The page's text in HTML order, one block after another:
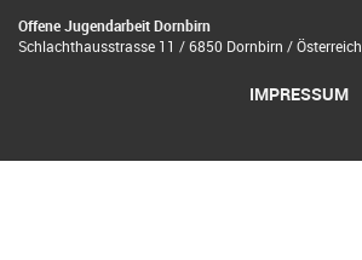
Offene Jugendarbeit Dornbirn
Schlachthausstrasse 11 / 6850 Dornbirn / Österreich
IMPRESSUM